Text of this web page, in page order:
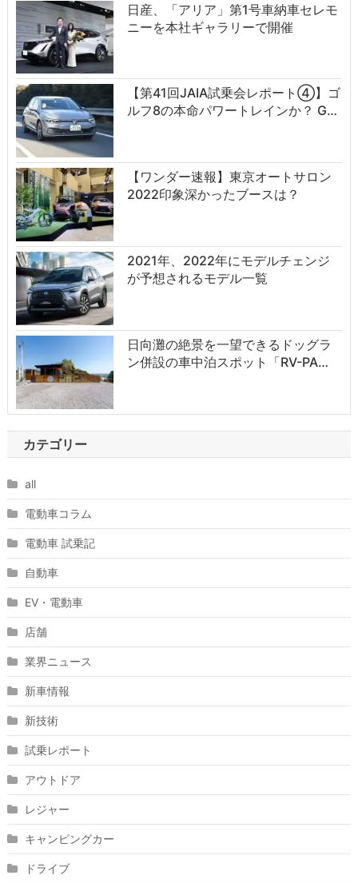
日産、「アリア」第1号車納車セレモ
ニーを本社ギャラリーで開催
【第41回JAIA試乗会レポート④】ゴ
ルフ8の本命パワートレインか？ G…
【ワンダー速報】東京オートサロン
2022印象深かったブースは？
2021年、2022年にモデルチェンジ
が予想されるモデル一覧
日向灘の絶景を一望できるドッグラ
ン併設の車中泊スポット「RV-PA…
カテゴリー
all
電動車コラム
電動車 試乗記
自動車
EV・電動車
店舗
業界ニュース
新車情報
新技術
試乗レポート
アウトドア
レジャー
キャンピングカー
ドライブ